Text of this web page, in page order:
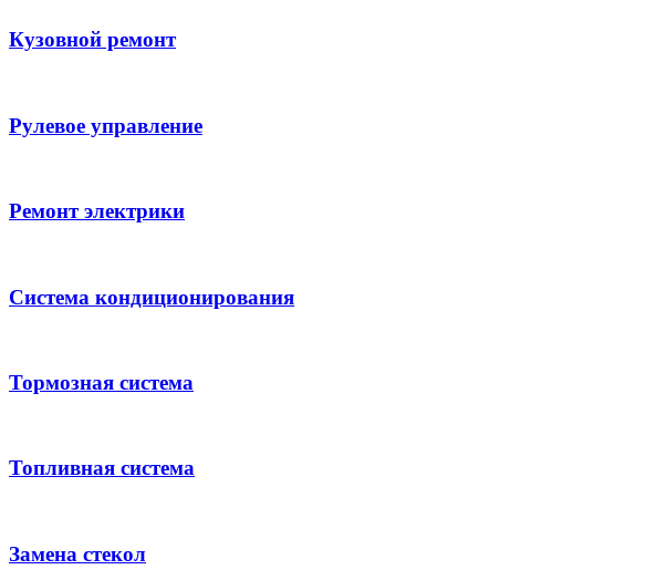
Кузовной ремонт
Рулевое управление
Ремонт электрики
Система кондиционирования
Тормозная система
Топливная система
Замена стекол